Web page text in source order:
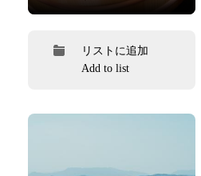
リストに追加
Add to list